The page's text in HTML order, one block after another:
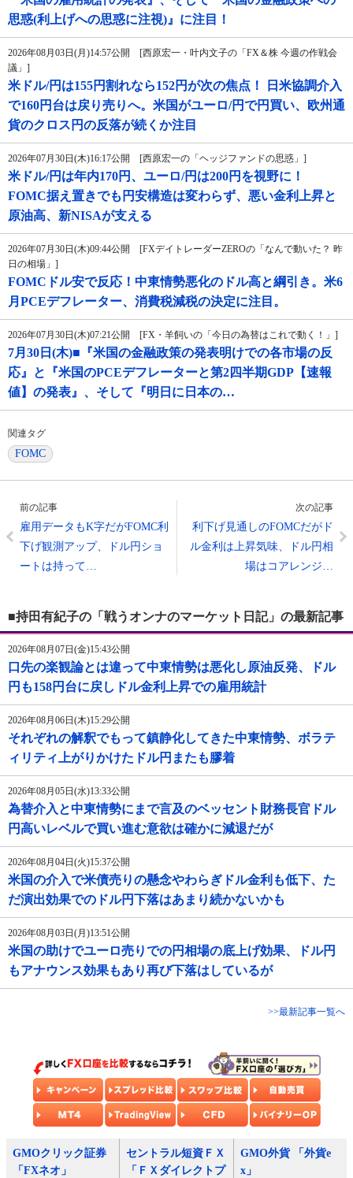
思惑(利上げへの思惑に注視)』に注目！
2026年08月03日(月)14:57公開 [西原宏一・叶内文子の「FX＆株 今週の作戦会
議」]
米ドル/円は155円割れなら152円が次の焦点！ 日米協調介入
で160円台は戻り売りへ。米国がユーロ/円で円買い、欧州通
貨のクロス円の反落が続くか注目
2026年07月30日(木)16:17公開 [西原宏一の「ヘッジファンドの思惑」]
米ドル/円は年内170円、ユーロ/円は200円を視野に！
FOMC据え置きでも円安構造は変わらず、悪い金利上昇と
原油高、新NISAが支える
2026年07月30日(木)09:44公開 [FXデイトレーダーZEROの「なんで動いた？ 昨
日の相場」]
FOMCドル安で反応！中東情勢悪化のドル高と綱引き。米6
月PCEデフレーター、消費税減税の決定に注目。
2026年07月30日(木)07:21公開 [FX・羊飼いの「今日の為替はこれで動く！」]
7月30日(木)■『米国の金融政策の発表明けでの各市場の反
応』と『米国のPCEデフレーターと第2四半期GDP【速報
値】の発表』、そして『明日に日本の…
関連タグ
FOMC
前の記事
雇用データもK字だがFOMC利
下げ観測アップ、ドル円ショ
ートは持って…
次の記事
利下げ見通しのFOMCだがド
ル金利は上昇気味、ドル円相
場はコアレンジ…
■持田有紀子の「戦うオンナのマーケット日記」の最新記事
2026年08月07日(金)15:43公開
口先の楽観論とは違って中東情勢は悪化し原油反発、ドル
円も158円台に戻しドル金利上昇での雇用統計
2026年08月06日(木)15:29公開
それぞれの解釈でもって鎮静化してきた中東情勢、ボラテ
ィリティ上がりかけたドル円またも膠着
2026年08月05日(水)13:33公開
為替介入と中東情勢にまで言及のベッセント財務長官ドル
円高いレベルで買い進む意欲は確かに減退だが
2026年08月04日(火)15:37公開
米国の介入で米債売りの懸念やわらぎドル金利も低下、た
だ演出効果でのドル円下落はあまり続かないかも
2026年08月03日(月)13:51公開
米国の助けでユーロ売りでの円相場の底上げ効果、ドル円
もアナウンス効果もあり再び下落はしているが
>>最新記事一覧へ
GMOクリック証券
「FXネオ」
セントラル短資ＦＸ
「ＦＸダイレクトプ
GMO外貨 「外貨e
x」